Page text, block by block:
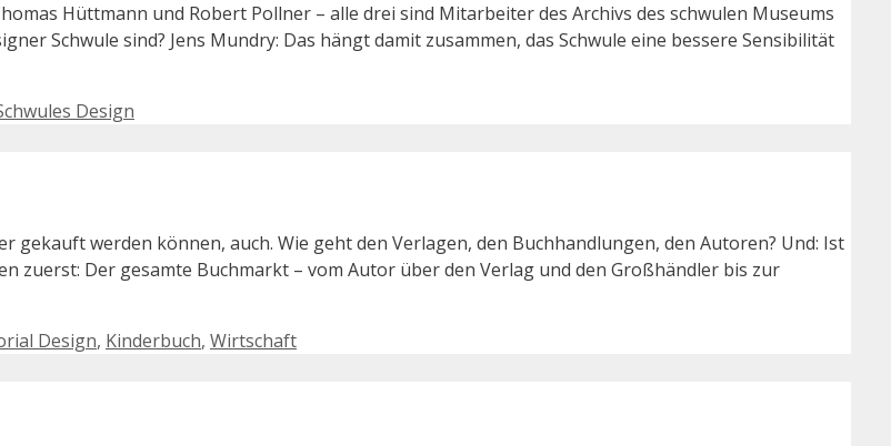
Hüttmann und Robert Pollner – alle drei sind Mitarbeiter des Archivs des schwulen Museums
Schwule sind? Jens Mundry: Das hängt damit zusammen, das Schwule eine bessere Sensibilität
Design
werden können, auch. Wie geht den Verlagen, den Buchhandlungen, den Autoren? Und: Ist
zuerst: Der gesamte Buchmarkt – vom Autor über den Verlag und den Großhändler bis zur
Design, Kinderbuch, Wirtschaft